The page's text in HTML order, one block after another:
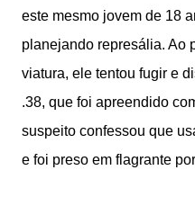
este mesmo jovem de 18
planejando represália. Ao
viatura, ele tentou fugir e
.38, que foi apreendido
suspeito confessou que
e foi preso em flagrante